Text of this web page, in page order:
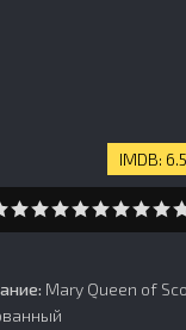
Mary Queen of